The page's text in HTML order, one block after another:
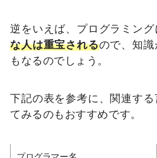
逆をいえば、プログラミン
な人は重宝されるので、知
もなるのでしょう。
下記の表を参考に、関連す
てみるのもおすすめです。